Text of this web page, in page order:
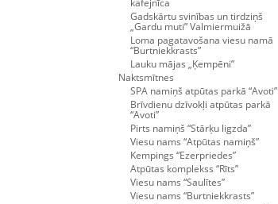
kafejnīca
Gadskārtu svinības un tirdziņš
„Gardu muti” Valmiermuižā
Loma pagatavošana viesu namā
“Burtniekkrasts”
Lauku mājas „Ķempēni”
Naktsmītnes
SPA namiņš atpūtas parkā “Avoti”
Brīvdienu dzīvokļi atpūtas parkā
“Avoti”
Pirts namiņš “Stārķu ligzda”
Viesu nams “Atpūtas namiņš”
Kempings “Ezerpriedes”
Atpūtas komplekss “Rīts”
Viesu nams “Saulītes”
Viesu nams “Burtniekkrasts”